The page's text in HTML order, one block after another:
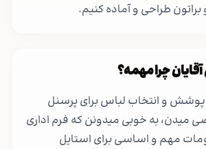
طراحی و آماده کنیم.
چرا مهمه؟
پوشش و انتخاب لباس برای پرسنل
به خوبی میدونن که فرم اداری
مهم و اساسی برای استایل